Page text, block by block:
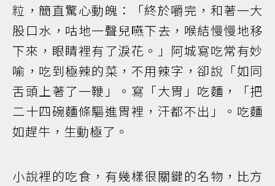
粒，簡直驚心動魄：「終於嚼完，和著一大
股口水，咕地一聲兒嚥下去，喉結慢慢地移
下來，眼睛裡有了淚花。」阿城寫吃常有妙
喻，吃到極辣的菜，不用辣字，卻說「如同
舌頭上著了一鞭」。寫「大胃」吃麵，「把
二十四碗麵條驅進胃裡，汗都不出」。吃麵
如趕牛，生動極了。
小說裡的吃食，有幾樣很關鍵的名物，比方